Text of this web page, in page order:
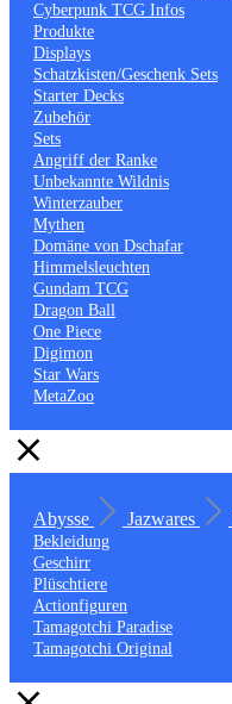
Cyberpunk TCG Infos
Produkte
Displays
Schatzkisten/Geschenk Sets
Starter Decks
Zubehör
Sets
Angriff der Ranke
Unbekannte Wildnis
Winterzauber
Mythen
Domäne von Dschafar
Himmelsleuchten
Gundam TCG
Dragon Ball
One Piece
Digimon
Star Wars
MetaZoo
Abysse Jazwares
Bekleidung
Geschirr
Plüschtiere
Actionfiguren
Tamagotchi Paradise
Tamagotchi Original